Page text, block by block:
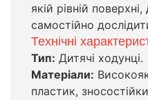
якій рівній
самостійно
Технічні
Тип: Дитячі ходунці.
Матеріали:
пластик,